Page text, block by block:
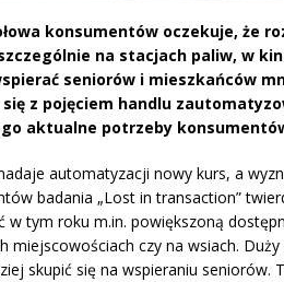
konsumentów oczekuje, że
na stacjach paliw, w
seniorów i mieszkańców
się z pojęciem handlu
aktualne potrzeby
automatyzacji nowy kurs, a
badania „Lost in transaction”
w tym roku m.in. powiększoną
miejscowościach czy na wsiach.
skupić się na wspieraniu